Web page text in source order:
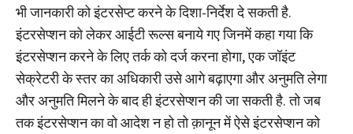
भी जानकारी को इंटरसेप्ट करने के दिशा-निर्देश दे सकती है.
इंटरसेप्शन को लेकर आईटी रूल्स बनाये गए जिनमें कहा गया कि
इंटरसेप्शन करने के लिए तर्क को दर्ज करना होगा, एक जॉइंट
सेक्रेटरी के स्तर का अधिकारी उसे आगे बढ़ाएगा और अनुमति लेगा
और अनुमति मिलने के बाद ही इंटरसेप्शन की जा सकती है. तो जब
तक इंटरसेप्शन का वो आदेश न हो तो क़ानून में ऐसे इंटरसेप्शन को